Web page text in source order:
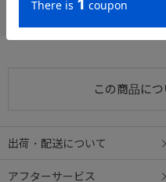
クレジットカード
この商品に
出荷・配送について
アフターサービス